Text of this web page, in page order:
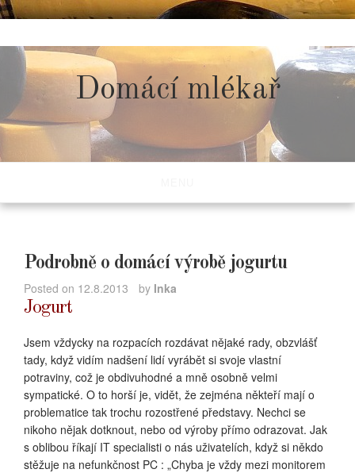
to
content
Domácí mlékař
Podrobně o domácí výrobě jogurtu
Posted on 12.8.2013 by Inka
Jogurt
Jsem vždycky na rozpacích rozdávat nějaké rady, obzvlášť
tady, když vidím nadšení lidí vyrábět si svoje vlastní
potraviny, což je obdivuhodné a mně osobně velmi
sympatické. O to horší je, vidět, že zejména někteří mají o
problematice tak trochu rozostřené představy. Nechci se
nikoho nějak dotknout, nebo od výroby přímo odrazovat. Jak
s oblibou říkají IT specialisti o nás uživatelích, když si někdo
stěžuje na nefunkčnost PC : „Chyba je vždy mezi monitorem